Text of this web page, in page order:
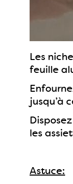
Les
feuille
jusqu’à
les
Astuce: